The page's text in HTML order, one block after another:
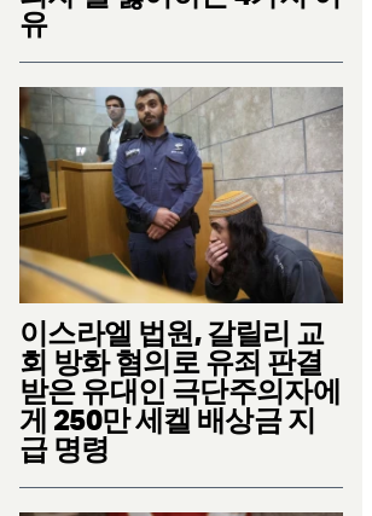
유
이스라엘 법원, 갈릴리 교
회 방화 혐의로 유죄 판결
받은 유대인 극단주의자에
게 250만 세켈 배상금 지
급 명령